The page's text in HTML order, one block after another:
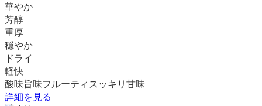
華やか
芳醇
重厚
穏やか
ドライ
軽快
酸味旨味フルーティ スッキリ 甘味
詳細を見る